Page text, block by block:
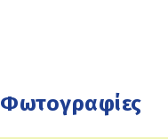
Φωτογραφίες